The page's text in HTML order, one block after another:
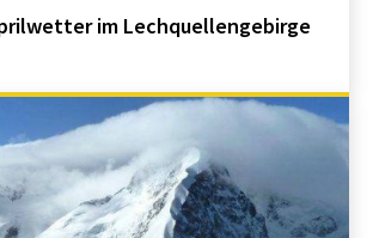
im Lechquellengebirge